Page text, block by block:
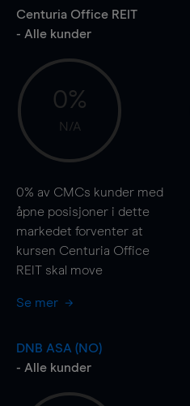
Centuria Office REIT
- Alle kunder
0%
N/A
0% av CMCs kunder med
åpne posisjoner i dette
markedet forventer at
kursen Centuria Office
REIT skal move
Se mer
DNB ASA (NO)
- Alle kunder